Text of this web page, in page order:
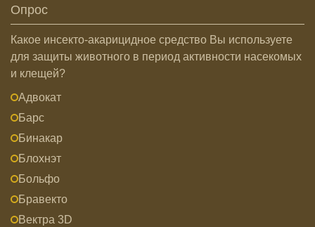
Опрос
Какое инсекто-акарицидное средство Вы используете
для защиты животного в период активности насекомых
и клещей?
Адвокат
Барс
Бинакар
Блохнэт
Больфо
Бравекто
Вектра 3D